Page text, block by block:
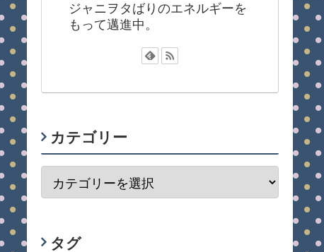
ジャニヲタばりのエネルギーを
もって邁進中。
カテゴリー
タグ